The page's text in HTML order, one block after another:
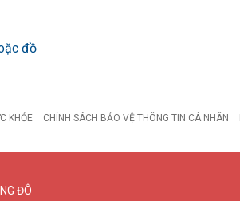
đồ
KHỎE CHÍNH SÁCH BẢO VỆ THÔNG TIN CÁ NHÂN
ĐÔ